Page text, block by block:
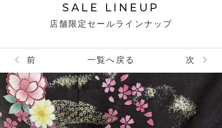
SALE LINEUP
店舗限定セールラインナップ
前 一覧へ戻る 次